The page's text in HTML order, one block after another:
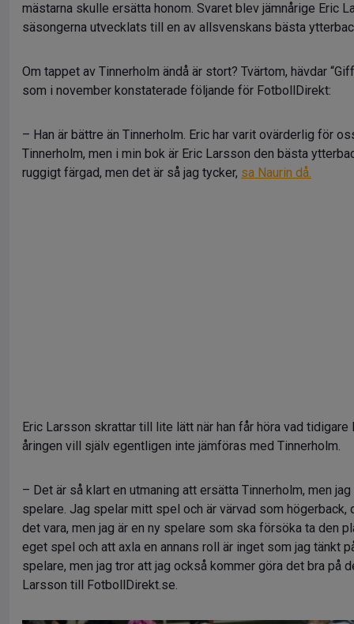
mästarna skulle ersätta honom. Svaret blev jämnårige Eric
säsongerna utvecklats till en av allsvenskans bästa
Om tappet av Tinnerholm ändå är stort? Tvärtom, hävdar
som i november konstaterade följande för FotbollDirekt:
– Han är bättre än Tinnerholm. Eric har varit ovärderlig för
Tinnerholm, men i min bok är Eric Larsson den bästa
ruggigt färgad, men det är så jag tycker, sa Naurin då.
Eric Larsson skrattar till lite lätt när han får höra vad tidigare
åringen vill själv egentligen inte jämföras med Tinnerholm.
– Det är så klart en utmaning att ersätta Tinnerholm, men
spelare. Jag spelar mitt spel och är värvad som högerback,
det vara, men jag är en ny spelare som ska försöka ta den
eget spel och att axla en annans roll är inget som jag tänkt
spelare, men jag tror att jag också kommer göra det bra på
Larsson till FotbollDirekt.se.